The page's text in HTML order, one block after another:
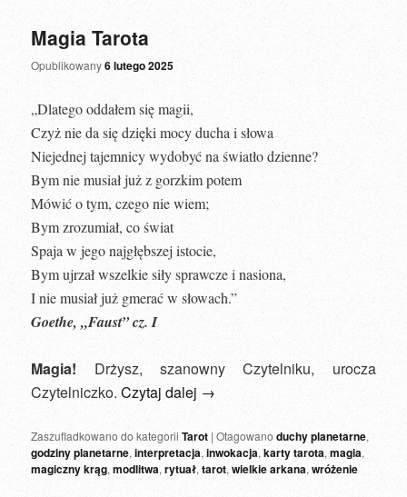
Magia Tarota
Opublikowany6 lutego 2025
„Dlatego oddałem się magii,
Czyż nie da się dzięki mocy ducha i słowa
Niejednej tajemnicy wydobyć na światło dzienne?
Bym nie musiał już z gorzkim potem
Mówić o tym, czego nie wiem;
Bym zrozumiał, co świat
Spaja w jego najgłębszej istocie,
Bym ujrzał wszelkie siły sprawcze i nasiona,
I nie musiał już gmerać w słowach.”
Goethe, „Faust” cz. I
Magia! Drżysz, szanowny Czytelniku, urocza
Czytelniczko.Czytaj dalej →
Zaszufladkowano do kategorii Tarot |Otagowano duchy planetarne,
godziny planetarne,interpretacja,inwokacja,karty tarota,magia,
magiczny krąg,modlitwa,rytuał,tarot,wielkie arkana,wróżenie